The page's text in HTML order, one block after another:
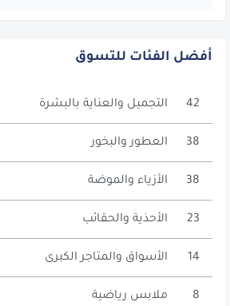
أفضل الفئات للتسوق
التجميل والعناية بالبشرة 42
العطور والبخور 38
الأزياء والموضة 38
الأحذية والحقائب 23
الأسواق والمتاجر الكبرى 14
ملابس رياضية 8